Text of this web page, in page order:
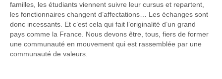
familles, les étudiants viennent suivre leur cursus et repartent,
les fonctionnaires changent d’affectations… Les échanges sont
donc incessants. Et c’est cela qui fait l’originalité d’un grand
pays comme la France. Nous devons être, tous, fiers de former
une communauté en mouvement qui est rassemblée par une
communauté de valeurs.